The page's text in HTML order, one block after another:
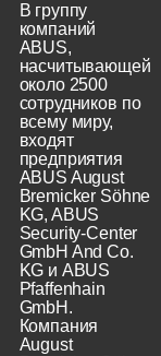
В группу
компаний
ABUS,
насчитывающей
около 2500
сотрудников по
всему миру,
входят
предприятия
ABUS August
Bremicker Söhne
KG, ABUS
Security-Center
GmbH And Co.
KG и ABUS
Pfaffenhain
GmbH.
Компания
August